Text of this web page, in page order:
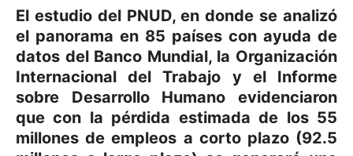
El estudio del PNUD, en donde se analizó
el panorama en 85 países con ayuda de
datos del Banco Mundial, la Organización
Internacional del Trabajo y el Informe
sobre Desarrollo Humano evidenciaron
que con la pérdida estimada de los 55
millones de empleos a corto plazo (92.5